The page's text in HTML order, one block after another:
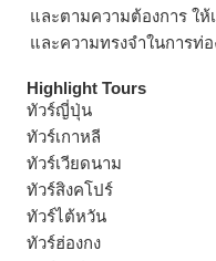
และตามความต้องการ ใ
และความทรงจำในการ
Highlight Tours
ทัวร์ญี่ปุ่น
ทัวร์เกาหลี
ทัวร์เวียดนาม
ทัวร์สิงคโปร์
ทัวร์ไต้หวัน
ทัวร์ฮ่องกง